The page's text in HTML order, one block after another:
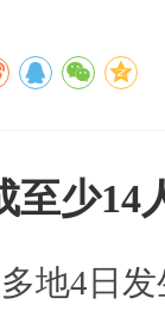
至少14
地4日